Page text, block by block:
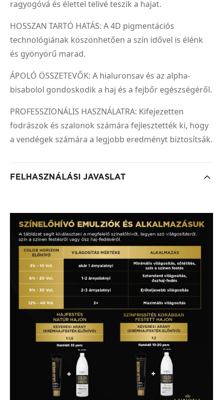
ragyogóvá és élettel telivé teszik a hajat.
HOSSZAN TARTÓ HATÁS: A 4D pigmentációs
technológiának köszönhetően a szín idővel is élénk
és gyönyörű marad.
ÁPOLÓ ÖSSZETEVŐK: A hialuronsav és az alpha-
bisabolol gondoskodik a haj és a fejbőr egészségéről.
PROFESSZIONÁLIS HASZNÁLATRA: Kifejezetten
fodrászok és szalonok számára fejlesztették ki, hogy
a vendégek számára a legjobb eredményt biztosítsák.
FELHASZNÁLÁSI JAVASLAT